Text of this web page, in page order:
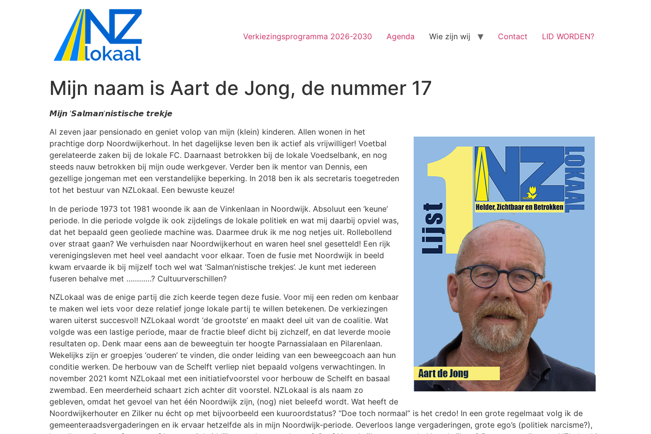
Verkiezingsprogramma 2026-2030 Agenda Wie zijn wij Contact LID WORDEN?
Mijn naam is Aart de Jong, de nummer 17
𝙈𝙞𝙟𝙣 ‘𝙎𝙖𝙡𝙢𝙖𝙣’𝙣𝙞𝙨𝙩𝙞𝙨𝙘𝙝𝙚 𝙩𝙧𝙚𝙠𝙟𝙚
Al zeven jaar pensionado en geniet volop van mijn (klein) kinderen. Allen wonen in het
prachtige dorp Noordwijkerhout. In het dagelijkse leven ben ik actief als vrijwilliger! Voetbal
gerelateerde zaken bij de lokale FC. Daarnaast betrokken bij de lokale Voedselbank, en nog
steeds nauw betrokken bij mijn oude werkgever. Verder ben ik mentor van Dennis, een
gezellige jongeman met een verstandelijke beperking. In 2018 ben ik als secretaris toegetreden
tot het bestuur van NZLokaal. Een bewuste keuze!
In de periode 1973 tot 1981 woonde ik aan de Vinkenlaan in Noordwijk. Absoluut een ‘keune’
periode. In die periode volgde ik ook zijdelings de lokale politiek en wat mij daarbij opviel was,
dat het bepaald geen geoliede machine was. Daarmee druk ik me nog netjes uit. Rollebollend
over straat gaan? We verhuisden naar Noordwijkerhout en waren heel snel gesetteld! Een rijk
verenigingsleven met heel veel aandacht voor elkaar. Toen de fusie met Noordwijk in beeld
kwam ervaarde ik bij mijzelf toch wel wat ‘Salman’nistische trekjes’. Je kunt met iedereen
fuseren behalve met …………? Cultuurverschillen?
NZLokaal was de enige partij die zich keerde tegen deze fusie. Voor mij een reden om kenbaar
te maken wel iets voor deze relatief jonge lokale partij te willen betekenen. De verkiezingen
waren uiterst succesvol! NZLokaal wordt ‘de grootste’ en maakt deel uit van de coalitie. Wat
volgde was een lastige periode, maar de fractie bleef dicht bij zichzelf, en dat leverde mooie
resultaten op. Denk maar eens aan de beweegtuin ter hoogte Parnassialaan en Pilarenlaan.
Wekelijks zijn er groepjes ‘ouderen’ te vinden, die onder leiding van een beweegcoach aan hun
conditie werken. De herbouw van de Schelft verliep niet bepaald volgens verwachtingen. In
november 2021 komt NZLokaal met een initiatiefvoorstel voor herbouw de Schelft en basaal
zwembad. Een meerderheid schaart zich achter dit voorstel. NZLokaal is als naam zo
gebleven, omdat het gevoel van het één Noordwijk zijn, (nog) niet beleefd wordt. Wat heeft de
Noordwijkerhouter en Zilker nu écht op met bijvoorbeeld een kuuroordstatus? “Doe toch normaal” is het credo! In een grote regelmaat volg ik de
gemeenteraadsvergaderingen en ik ervaar hetzelfde als in mijn Noordwijk-periode. Oeverloos lange vergaderingen, grote ego’s (politiek narcisme?),